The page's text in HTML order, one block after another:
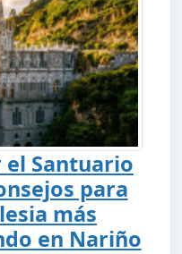
Santuario
para
más
en Nariño